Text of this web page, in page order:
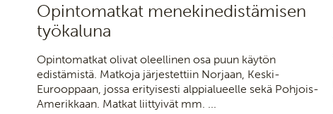
Opintomatkat menekinedistämisen
työkaluna
Opintomatkat olivat oleellinen osa puun käytön
edistämistä. Matkoja järjestettiin Norjaan, Keski-
Eurooppaan, jossa erityisesti alppialueelle sekä Pohjois-
Amerikkaan. Matkat liittyivät mm. ...